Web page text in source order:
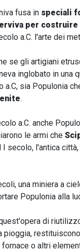
fusa in speciali
per
a.C. l'arte dei
se gli artigiani
inglobato in una
a.C, sia Populonia
.
a.C. anche
le armi che
I secolo, l'antica
una miniera a
Populonia alla
di
pioggia,
o altri